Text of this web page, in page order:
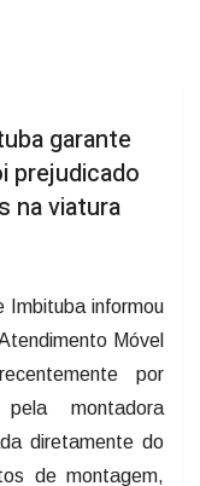
garante
prejudicado
na viatura
Imbituba informou
Móvel
por
montadora
diretamente do
de montagem,